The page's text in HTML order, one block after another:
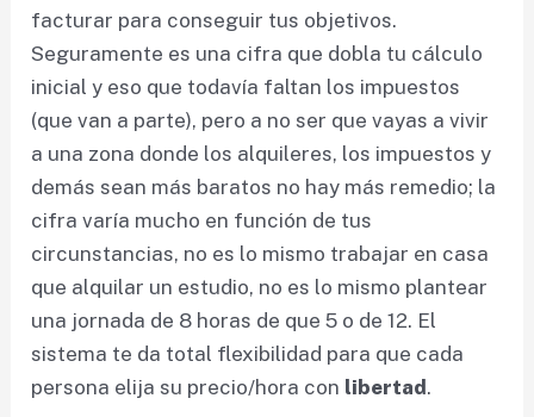
facturar para conseguir tus objetivos.
Seguramente es una cifra que dobla tu cálculo
inicial y eso que todavía faltan los impuestos
(que van a parte), pero a no ser que vayas a vivir
a una zona donde los alquileres, los impuestos y
demás sean más baratos no hay más remedio; la
cifra varía mucho en función de tus
circunstancias, no es lo mismo trabajar en casa
que alquilar un estudio, no es lo mismo plantear
una jornada de 8 horas de que 5 o de 12. El
sistema te da total flexibilidad para que cada
persona elija su precio/hora con libertad.